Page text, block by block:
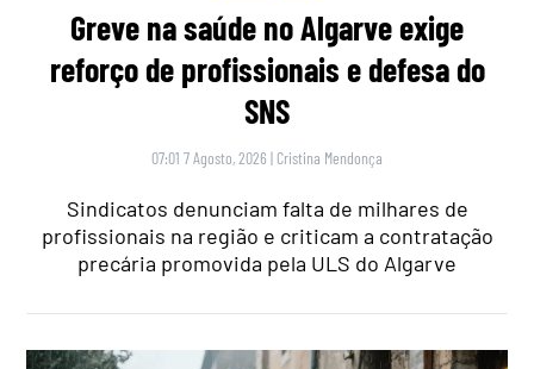
Greve na saúde no Algarve exige
reforço de profissionais e defesa do
SNS
07:01 7 Agosto, 2026 | Cristina Mendonça
Sindicatos denunciam falta de milhares de
profissionais na região e criticam a contratação
precária promovida pela ULS do Algarve